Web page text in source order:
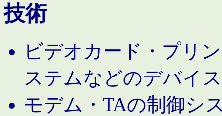
技術
ビデオカード・プリ
ステムなどのデバイ
モデム・TAの制御シ